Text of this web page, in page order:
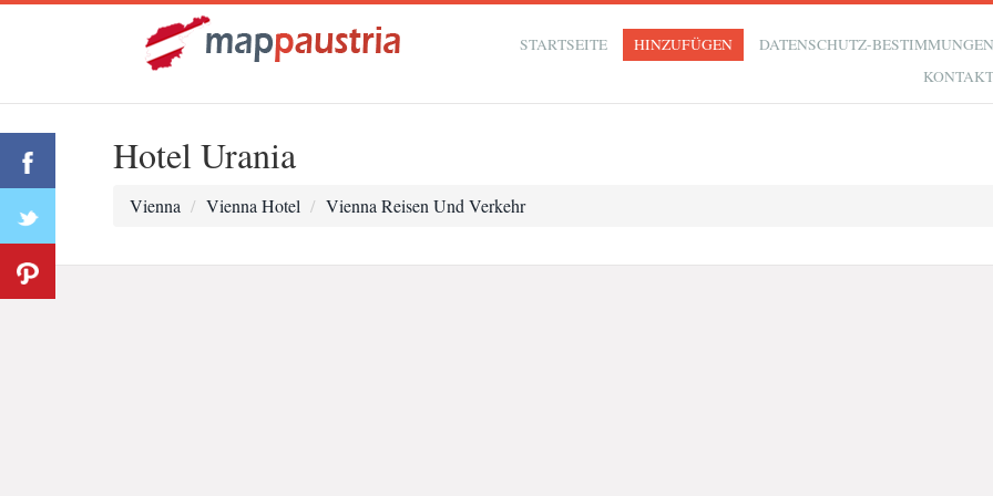
STARTSEITE HINZUFÜGEN
DATENSCHUTZ-
Hotel Urania
Vienna Vienna Hotel Vienna Reisen Und Verkehr